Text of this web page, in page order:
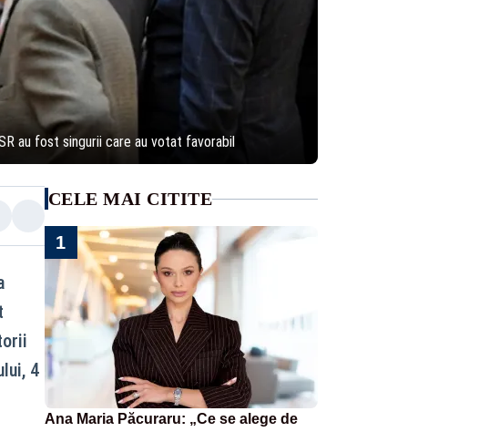
au fost singurii care au votat favorabil
4
CELE MAI CITITE
1
Ana Maria Păcuraru: „Ce se alege de